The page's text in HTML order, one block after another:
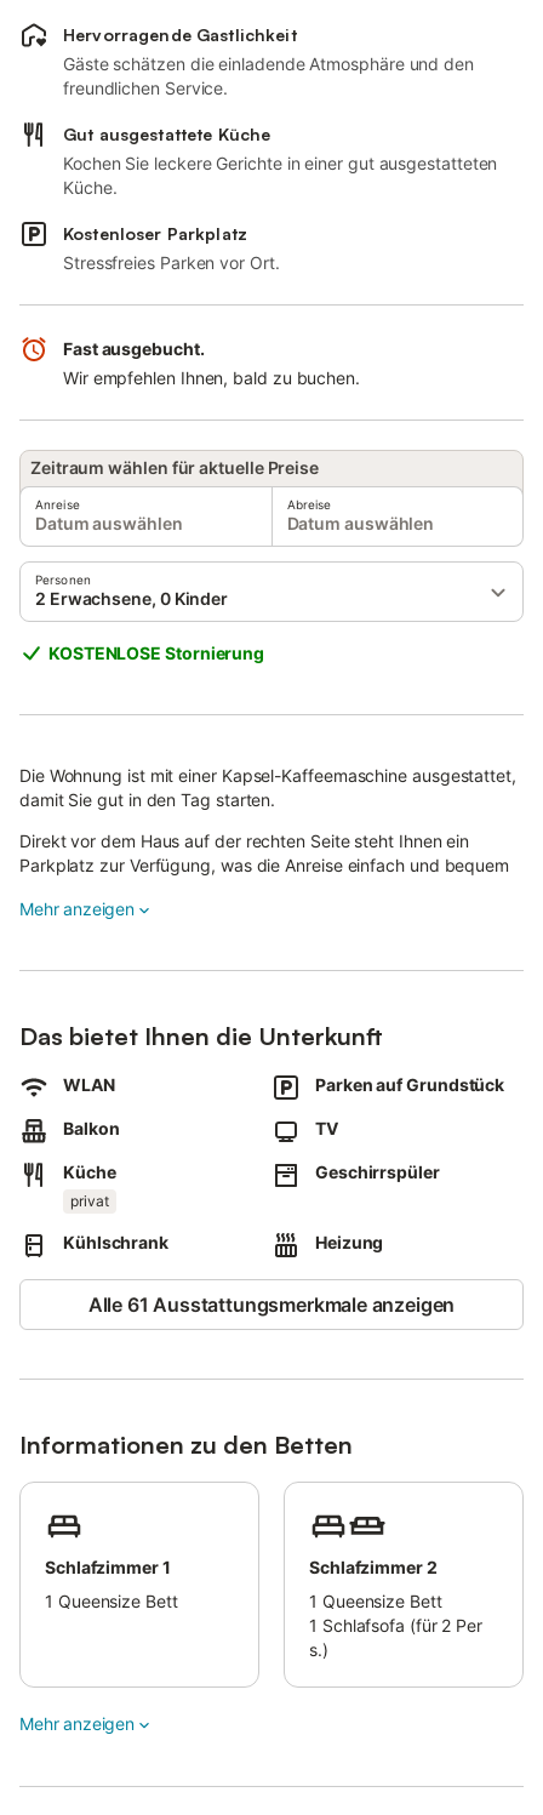
Hervorragende Gastlichkeit
Gäste schätzen die einladende Atmosphäre und den
freundlichen Service.
Gut ausgestattete Küche
Kochen Sie leckere Gerichte in einer gut ausgestatteten
Küche.
Kostenloser Parkplatz
Stressfreies Parken vor Ort.
Fast ausgebucht.
Wir empfehlen Ihnen, bald zu buchen.
Zeitraum wählen für aktuelle Preise
Anreise
Datum auswählen
Abreise
Datum auswählen
Personen
2 Erwachsene, 0 Kinder
KOSTENLOSE Stornierung
Die Wohnung ist mit einer Kapsel-Kaffeemaschine ausgestattet,
damit Sie gut in den Tag starten.
Direkt vor dem Haus auf der rechten Seite steht Ihnen ein
Parkplatz zur Verfügung, was die Anreise einfach und bequem
Mehr anzeigen
Das bietet Ihnen die Unterkunft
WLAN Parken auf Grundstück
Balkon TV
Küche
privat
Geschirrspüler
Kühlschrank Heizung
Alle 61 Ausstattungsmerkmale anzeigen
Informationen zu den Betten
Schlafzimmer 1
1 Queensize Bett
Schlafzimmer 2
1 Queensize Bett
1 Schlafsofa (für 2 Per
s.)
Mehr anzeigen